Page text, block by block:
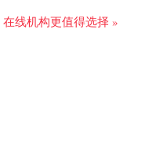
线机构更值得选择 »